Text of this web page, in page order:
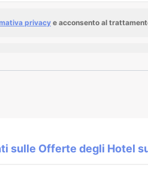
privacy e acconsento al
sulle Offerte degli Hotel